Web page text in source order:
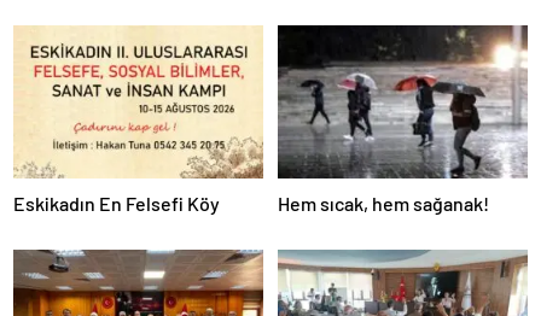
Eskikadın En Felsefi Köy Hem sıcak, hem sağanak!